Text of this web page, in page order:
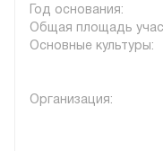
Год основания:
Общая площадь
Основные культуры:
Организация: